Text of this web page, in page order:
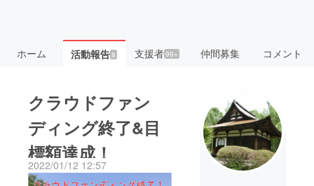
ホーム 活動報告8 支援者99+ 仲間募集 コメント
クラウドファン
ディング終了&目
標額達成！
2022/01/12 12:57